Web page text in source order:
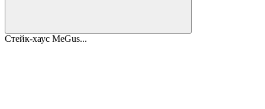
Стейк-хаус MeGus...